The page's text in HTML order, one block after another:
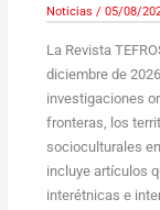
Noticias / 05/08/
La Revista
diciembre de
investigaciones
fronteras, los
socioculturales
incluye artículos
interétnicas e